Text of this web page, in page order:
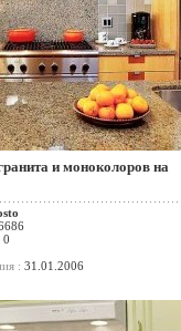
и моноколоров на
0
: 31.01.2006